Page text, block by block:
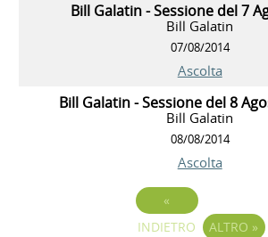
Bill Galatin - Sessione del 7
Bill Galatin
07/08/2014
Ascolta
Bill Galatin - Sessione del 8
Bill Galatin
08/08/2014
Ascolta
«
INDIETRO
ALTRO »